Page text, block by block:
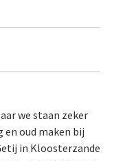
we staan zeker
oud maken bij
in Kloosterzande